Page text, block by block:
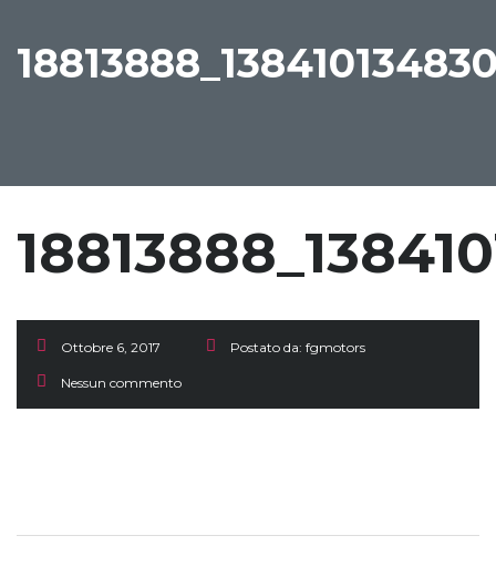
Ottobre 6, 2017 Postato da: fgmotors
Nessun commento